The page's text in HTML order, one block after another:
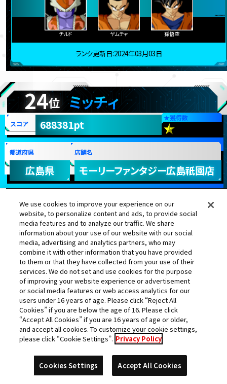
チルド ヤムチャ 孫悟空
ランク更新日:2024年03月03日
24位 ミッチィ
★獲得数
スコア 688381pt
都道府県
広島県
店舗名
モーリーファンタジー広島祇園店
ヤムチャ 孫悟飯：少年期 ベジット：ゼノ
ハーツ
オレンジピッコロ：
ＳＨ
セルマックス：ＳＨ
ランク更新日:2024年03月20日
位 ケイスケ
We use cookies to improve your experience on our
website, to personalize content and ads, to provide social
media features and to analyze our traffic. We share
information about your use of our website with our social
media, advertising and analytics partners, who may
combine it with other information that you have provided
to them or that they have collected from your use of their
services. We do not set and use cookies for the purpose
of improving your website experience or advertisement
or social media features or web access analytics for our
users under 16 years of age. Please click “Reject All
Cookies” if you are below the age of 16. Please click
“Accept All Cookies” if you are 16 years of age or older,
and accept all cookies. To customize your cookie settings,
please click “Cookie Settings”. Privacy Policy
Cookies Settings Accept All Cookies